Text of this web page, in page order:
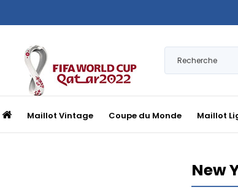
Maillot Vintage Coupe du Monde Maillot
New